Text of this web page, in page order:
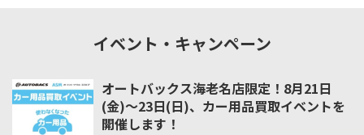
イベント・キャンペーン
オートバックス海老名店限定！8月21日
(金)～23日(日)、カー用品買取イベントを
開催します！